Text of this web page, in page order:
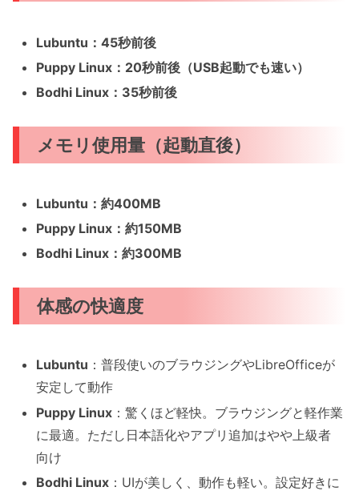
Lubuntu：45秒前後
Puppy Linux：20秒前後（USB起動でも速い）
Bodhi Linux：35秒前後
メモリ使用量（起動直後）
Lubuntu：約400MB
Puppy Linux：約150MB
Bodhi Linux：約300MB
体感の快適度
Lubuntu ：普段使いのブラウジングやLibreOfficeが
安定して動作
Puppy Linux ：驚くほど軽快。ブラウジングと軽作業
に最適。ただし日本語化やアプリ追加はやや上級者
向け
Bodhi Linux ：UIが美しく、動作も軽い。設定好きに